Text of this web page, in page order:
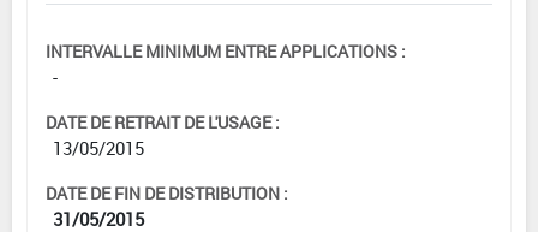
INTERVALLE MINIMUM ENTRE APPLICATIONS :
-
DATE DE RETRAIT DE L'USAGE :
13/05/2015
DATE DE FIN DE DISTRIBUTION :
31/05/2015